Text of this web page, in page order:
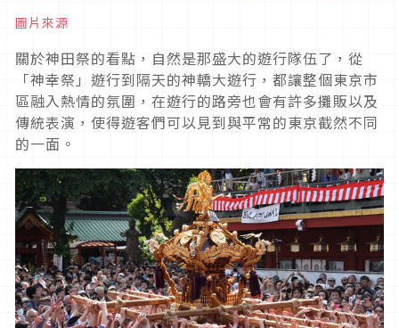
圖片來源
關於神田祭的看點，自然是那盛大的遊行隊伍了，從
「神幸祭」遊行到隔天的神轎大遊行，都讓整個東京市
區融入熱情的氛圍，在遊行的路旁也會有許多攤販以及
傳統表演，使得遊客們可以見到與平常的東京截然不同
的一面。